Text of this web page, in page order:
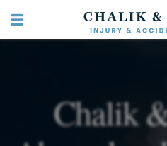
Chalik